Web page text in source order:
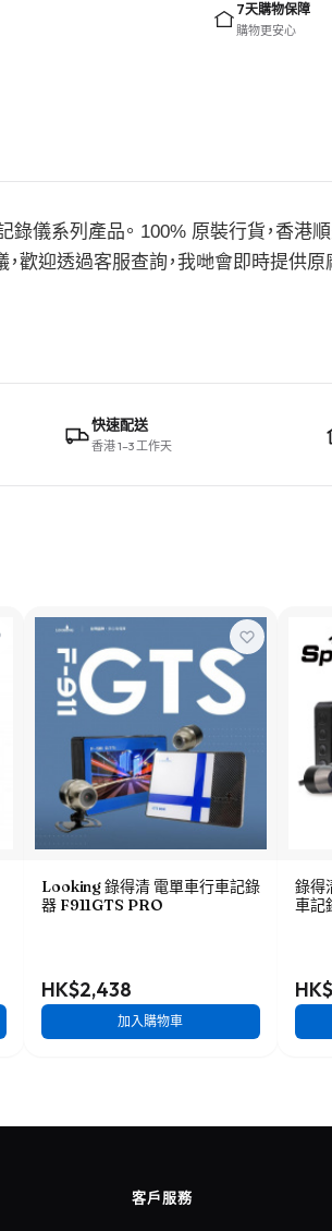
7天購物保障
購物更安心
儀系列產品。 100% 原裝行貨，香港
歡迎透過客服查詢，我哋會即時提供原
快速配送
香港 1–3 工作天
Looking 錄得清 電單車行車記錄
器 F911GTS PRO
HK$2,438
加入購物車
錄得
車記
客戶服務